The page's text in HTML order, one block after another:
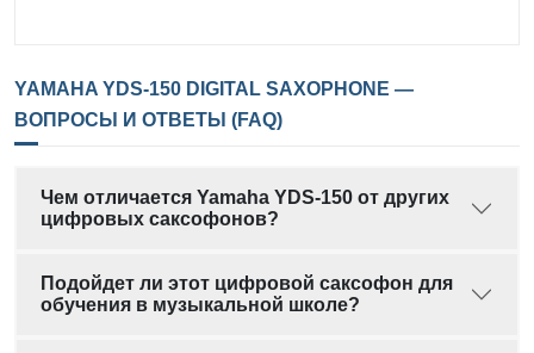
YAMAHA YDS-150 DIGITAL SAXOPHONE —
ВОПРОСЫ И ОТВЕТЫ (FAQ)
Чем отличается Yamaha YDS-150 от других
цифровых саксофонов?
Подойдет ли этот цифровой саксофон для
обучения в музыкальной школе?